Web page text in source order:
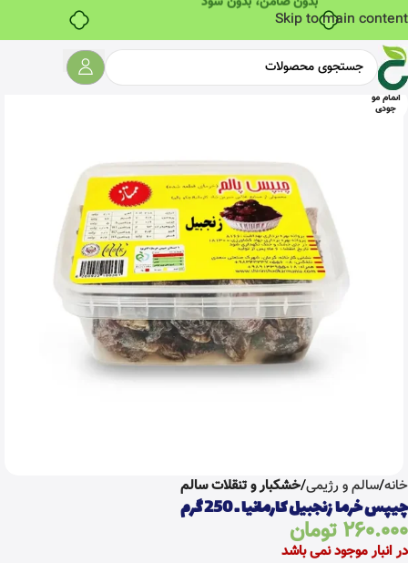
Skip to main content
اتمام مو
جودی
خانه سالم و رژیمی خشکبار و تنقلات سالم
چیپس خرما زنجبیل کارمانیا ـ 250 گرم
260.000تومان
در انبار موجود نمی باشد